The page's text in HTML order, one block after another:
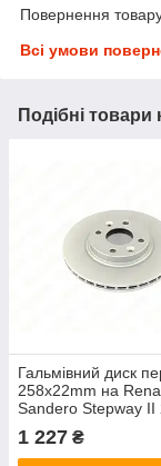
Повернення
Всі умови
Подібні товари
Гальмівний диск
258x22mm на
Sandero Stepway II
1 227 ₴